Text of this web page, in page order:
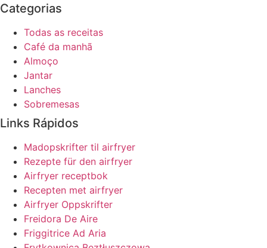
Categorias
Todas as receitas
Café da manhã
Almoço
Jantar
Lanches
Sobremesas
Links Rápidos
Madopskrifter til airfryer
Rezepte für den airfryer
Airfryer receptbok
Recepten met airfryer
Airfryer Oppskrifter
Freidora De Aire
Friggitrice Ad Aria